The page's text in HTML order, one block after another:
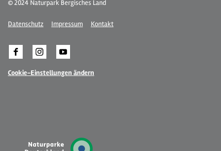
© 2024 Naturpark Bergisches Land
Datenschutz Impressum Kontakt
Cookie-Einstellungen ändern